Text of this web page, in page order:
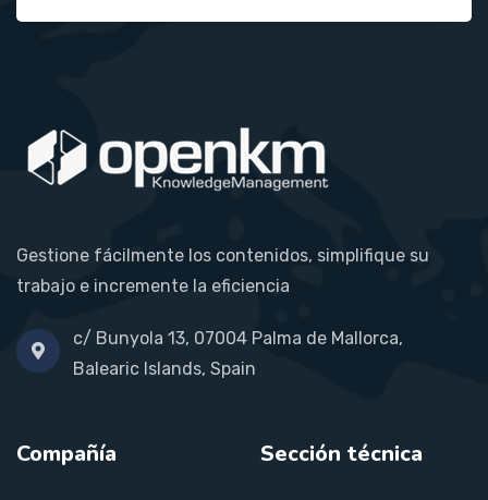
Gestione fácilmente los contenidos, simplifique su
trabajo e incremente la eficiencia
c/ Bunyola 13, 07004 Palma de Mallorca,
Balearic Islands, Spain
Compañía Sección técnica